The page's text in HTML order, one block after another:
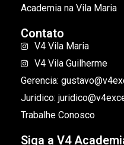
Academia na Vila Maria
Contato
V4 Vila Maria
V4 Vila Guilherme
Gerencia:
Juridico:
Trabalhe Conosco
Siga a V4